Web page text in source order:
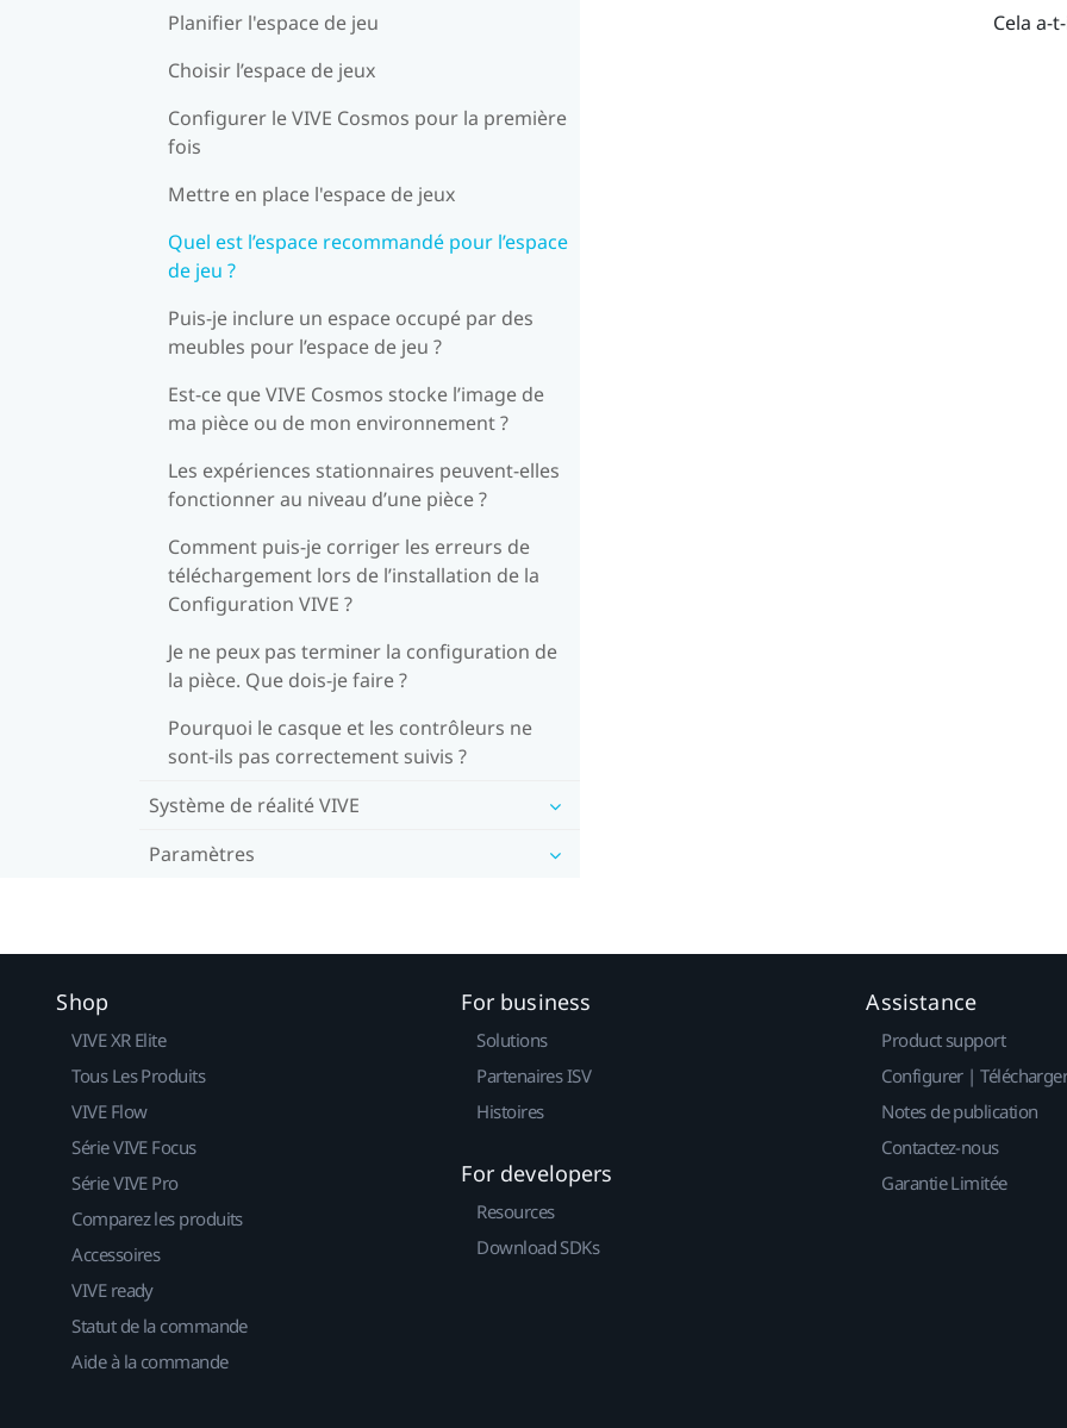
Planifier l'espace de jeu
Choisir l’espace de jeux
Configurer le VIVE Cosmos pour la première
fois
Mettre en place l'espace de jeux
Quel est l’espace recommandé pour l’espace
de jeu ?
Puis-je inclure un espace occupé par des
meubles pour l’espace de jeu ?
Est-ce que VIVE Cosmos stocke l’image de
ma pièce ou de mon environnement ?
Les expériences stationnaires peuvent-elles
fonctionner au niveau d’une pièce ?
Comment puis-je corriger les erreurs de
téléchargement lors de l’installation de la
Configuration VIVE ?
Je ne peux pas terminer la configuration de
la pièce. Que dois-je faire ?
Pourquoi le casque et les contrôleurs ne
sont-ils pas correctement suivis ?
Système de réalité VIVE
Paramètres
Cela a-
Shop
VIVE XR Elite
Tous Les Produits
VIVE Flow
Série VIVE Focus
Série VIVE Pro
Comparez les produits
Accessoires
VIVE ready
Statut de la commande
Aide à la commande
For business
Solutions
Partenaires ISV
Histoires
For developers
Resources
Download SDKs
Assistance
Product support
Configurer |
Notes de publication
Contactez-nous
Garantie Limitée